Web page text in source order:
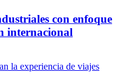
con enfoque
internacional